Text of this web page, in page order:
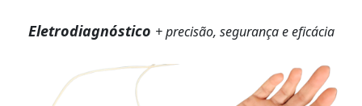
Eletrodiagnóstico + precisão, segurança e eficácia